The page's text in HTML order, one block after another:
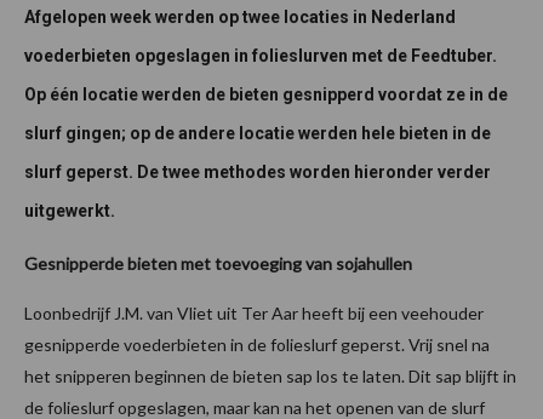
Afgelopen week werden op twee locaties in Nederland
voederbieten opgeslagen in folieslurven met de Feedtuber.
Op één locatie werden de bieten gesnipperd voordat ze in de
slurf gingen; op de andere locatie werden hele bieten in de
slurf geperst. De twee methodes worden hieronder verder
uitgewerkt.
Gesnipperde bieten met toevoeging van sojahullen
Loonbedrijf J.M. van Vliet uit Ter Aar heeft bij een veehouder
gesnipperde voederbieten in de folieslurf geperst. Vrij snel na
het snipperen beginnen de bieten sap los te laten. Dit sap blijft in
de folieslurf opgeslagen, maar kan na het openen van de slurf